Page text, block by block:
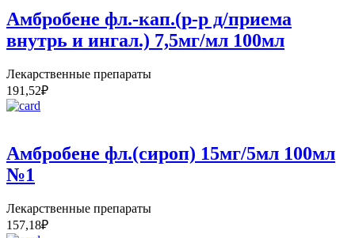
Амбробене фл.-кап.(р-р д/приема
внутрь и ингал.) 7,5мг/мл 100мл
Лекарственные препараты
191,52₽
Амбробене фл.(сироп) 15мг/5мл 100мл
№1
Лекарственные препараты
157,18₽